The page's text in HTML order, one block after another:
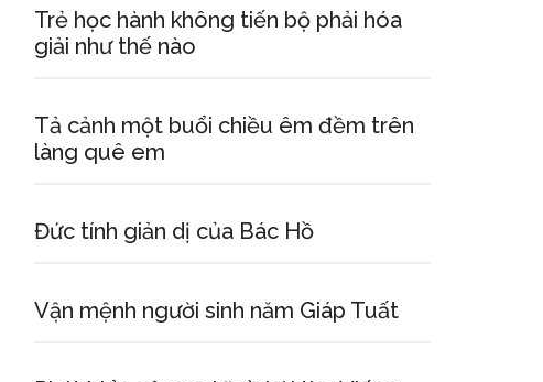
Trẻ học hành không tiến bộ phải hóa
giải như thế nào
Tả cảnh một buổi chiều êm đềm trên
làng quê em
Đức tính giản dị của Bác Hồ
Vận mệnh người sinh năm Giáp Tuất